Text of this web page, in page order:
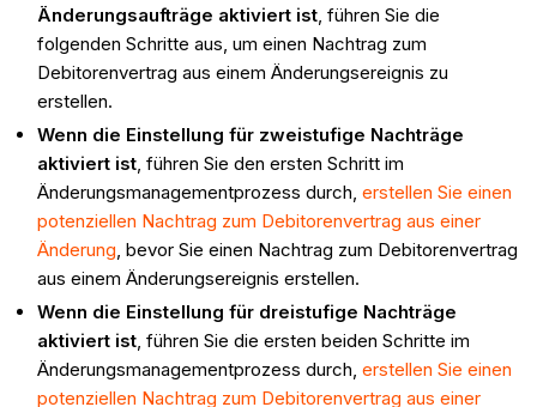
Änderungsaufträge aktiviert ist, führen Sie die
folgenden Schritte aus, um einen Nachtrag zum
Debitorenvertrag aus einem Änderungsereignis zu
erstellen.
Wenn die Einstellung für zweistufige Nachträge
aktiviert ist, führen Sie den ersten Schritt im
Änderungsmanagementprozess durch,erstellen Sie einen
potenziellen Nachtrag zum Debitorenvertrag aus einer
Änderung, bevor Sie einen Nachtrag zum Debitorenvertrag
aus einem Änderungsereignis erstellen.
Wenn die Einstellung für dreistufige Nachträge
aktiviert ist, führen Sie die ersten beiden Schritte im
Änderungsmanagementprozess durch,erstellen Sie einen
potenziellen Nachtrag zum Debitorenvertrag aus einer